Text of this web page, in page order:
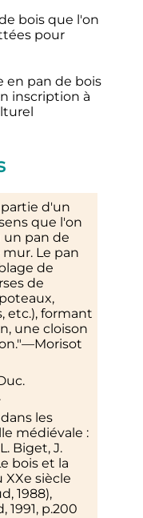
bois que l'on
pour
en pan de bois
inscription à
d'un
que l'on
un pan de
Le pan
de
de
, etc.), formant
une cloison
les
médiévale :
Biget, J.
bois et la
XXe siècle
1988),
1991, p.200